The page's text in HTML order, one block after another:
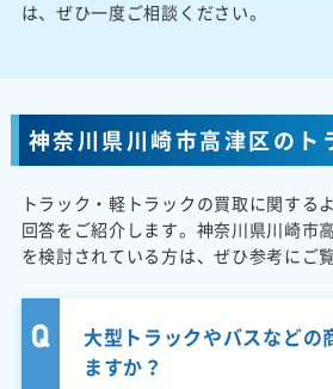
は、ぜひ一度ご相談ください。
神奈川県川崎市高津区のト
トラック・軽トラックの買取に関する
回答をご紹介します。神奈川県川崎市
を検討されている方は、ぜひ参考にご
大型トラックやバスなどの
ますか？